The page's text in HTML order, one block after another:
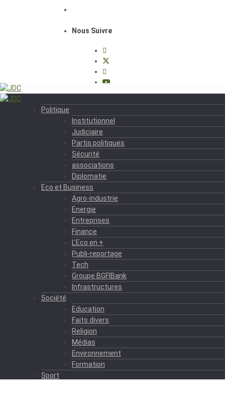
Nous Suivre
Politique
Institutionnel
Judiciaire
Partis politiques
Sécurité
associations
Diplomatie
Eco et Business
Agro-industrie
Energie
Entreprises
Finance
L’Eco en +
Publi-reportage
Tech
Groupe BGFIBank
Infrastructures
Société
Education
Faits divers
Religion
Médias
Environnement
Formation
Sport